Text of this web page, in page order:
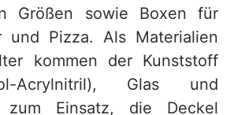
Größen sowie Boxen für
und Pizza. Als Materialien
kommen der Kunststoff
Acrylnitril), Glas und
zum Einsatz, die Deckel